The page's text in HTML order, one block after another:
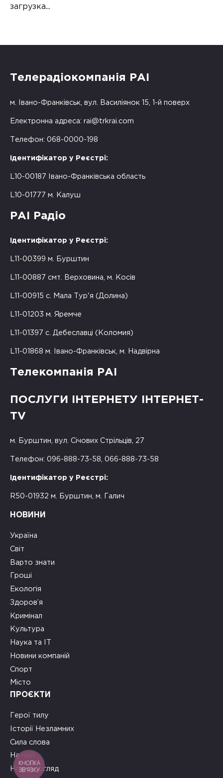
загрузка...
Телерадіокомпанія РАІ
м. Івано-Франківськ, вул. Василіянок 15, 1-й поверх
Електронна адреса: rai@trkrai.com
Телефон: 068-0000-198
Ідентифікатор у Реєстрі:
L10-00187 Івано-Франківська область
L10-01777 м. Калуш
РАІ Радіо
Ідентифікатор у Реєстрі:
L11-00399 м. Бурштин
L11-00887 смт. Верховина, м. Косів
L11-00915 с. Мала Тур'я (Долина)
L11-01203 м. Яремче
L11-01397 с. Дебеславці (Коломия)
L11-01868 м. Івано-Франківськ, м. Надвірна
Телекомпанія РАІ
ПОСЛУГИ ІНТЕРНЕТУ ІНТЕРНЕТ-
TV
м. Бурштин, вул. Січових Стрільців, 27
Телефон: 096-888-73-58, 066-888-73-58
Ідентифікатор у Реєстрі:
R50-01932 м. Бурштин, м. Галич
НОВИНИ
Україна
Світ
Варто знати
Гроші
Екологія
Здоров’я
Кримінал
Культура
Наука та ІТ
Новини компаній
Спорт
Місто
ПРОЄКТИ
Герої тилу
Історії Незламних
Сила слова
На часі
Новий погляд
КНОПКА
ЗВ'ЯЗКУ